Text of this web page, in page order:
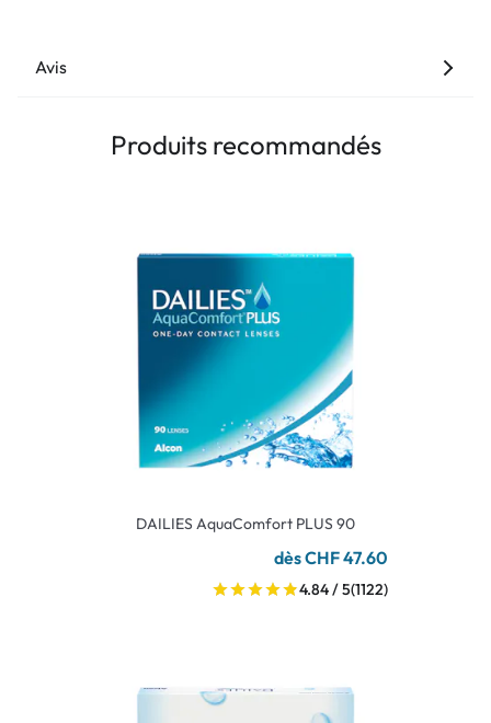
Avis
Produits recommandés
DAILIES AquaComfort PLUS 90
dès CHF 47.60
4.84 / 5(1122)